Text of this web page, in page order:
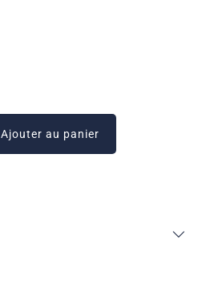
Ajouter au panier